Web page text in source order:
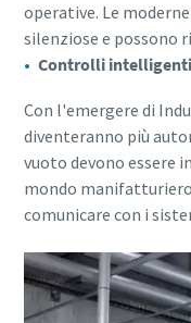
operative. Le
silenziose e possono
Controlli intelligenti
Con l'emergere di
diventeranno più
vuoto devono essere
mondo
comunicare con i